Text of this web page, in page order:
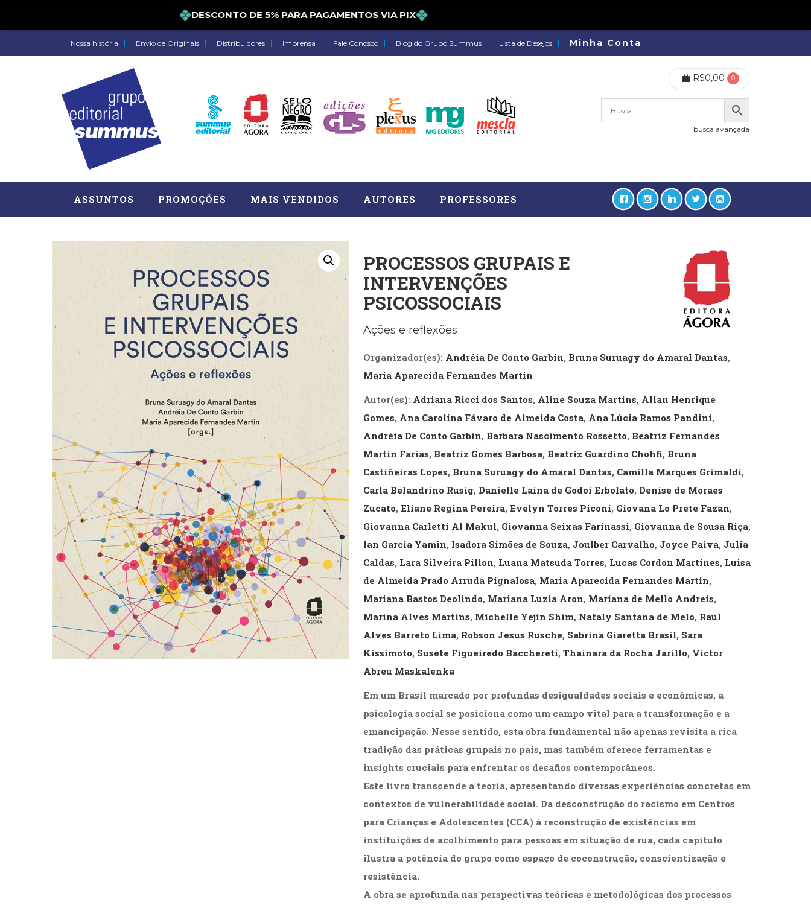
DESCONTO DE 5% PARA PAGAMENTOS VIA PIX
Nossa história Envio de Originais Distribuidores Imprensa Fale Conosco Blog do Grupo Summus Lista de Desejos Minha Conta
R$0,00 0
busca avançada
ASSUNTOS
Astrologia (27)
Atualidades, Política, Direitos Humanos (133)
Autoajuda (95)
Biografias, Depoimentos, Vivências (104)
Comportamento (418)
Corpo e Movimento (226)
Crescimento Interior (222)
Culinária, Alimentação (14)
Economia, Negócios (31)
Educação Especial (39)
Fisioterapia (47)
Gestalt-terapia (93)
Literatura Erótica (11)
Literatura, Ficção, Ensaios (69)
Obras de referência (48)
PNL (Programação Neurolingüística) (41)
Psicodrama (200)
Psicologia, Psicoterapia (799)
Publicidade, Propaganda e Marketing (33)
Relações Públicas e Comunicação Empresarial
Religião, Espiritualidade, Filosofia (63) Saúde (132)
Sem categoria (0)
Temas africanos (30)
Terapia Ocupacional (21)
Treinamento e RH (65)
Turismo (1)
Vida Prática (32)
PROMOÇÕES MAIS VENDIDOS AUTORES PROFESSORES
PROCESSOS GRUPAIS E
INTERVENÇÕES
PSICOSSOCIAIS
Ações e reflexões
Organizador(es): Andréia De Conto Garbin, Bruna Suruagy do Amaral Dantas,
Maria Aparecida Fernandes Martin
Autor(es): Adriana Ricci dos Santos, Aline Souza Martins, Allan Henrique
Gomes, Ana Carolina Fávaro de Almeida Costa, Ana Lúcia Ramos Pandini,
Andréia De Conto Garbin, Barbara Nascimento Rossetto, Beatriz Fernandes
Martin Farias, Beatriz Gomes Barbosa, Beatriz Guardino Chohfi, Bruna
Castiñeiras Lopes, Bruna Suruagy do Amaral Dantas, Camilla Marques Grimaldi,
Carla Belandrino Rusig, Danielle Laina de Godoi Erbolato, Denise de Moraes
Zucato, Eliane Regina Pereira, Evelyn Torres Piconi, Giovana Lo Prete Fazan,
Giovanna Carletti Al Makul, Giovanna Seixas Farinassi, Giovanna de Sousa Riça,
Ian Garcia Yamin, Isadora Simões de Souza, Joulber Carvalho, Joyce Paiva, Julia
Caldas, Lara Silveira Pillon, Luana Matsuda Torres, Lucas Cordon Martines, Luisa
de Almeida Prado Arruda Pignalosa, Maria Aparecida Fernandes Martin,
Mariana Bastos Deolindo, Mariana Luzia Aron, Mariana de Mello Andreis,
Marina Alves Martins, Michelle Yejin Shim, Nataly Santana de Melo, Raul
Alves Barreto Lima, Robson Jesus Rusche, Sabrina Giaretta Brasil, Sara
Kissimoto, Susete Figueiredo Bacchereti, Thainara da Rocha Jarillo, Victor
Abreu Maskalenka
Em um Brasil marcado por profundas desigualdades sociais e econômicas, a
psicologia social se posiciona como um campo vital para a transformação e a
emancipação. Nesse sentido, esta obra fundamental não apenas revisita a rica
tradição das práticas grupais no país, mas também oferece ferramentas e
insights cruciais para enfrentar os desafios contemporâneos.
Este livro transcende a teoria, apresentando diversas experiências concretas em
contextos de vulnerabilidade social. Da desconstrução do racismo em Centros
para Crianças e Adolescentes (CCA) à reconstrução de existências em
instituições de acolhimento para pessoas em situação de rua, cada capítulo
ilustra a potência do grupo como espaço de coconstrução, conscientização e
resistência.
A obra se aprofunda nas perspectivas teóricas e metodológicas dos processos